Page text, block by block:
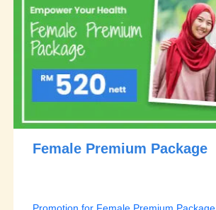
Female Premium Package